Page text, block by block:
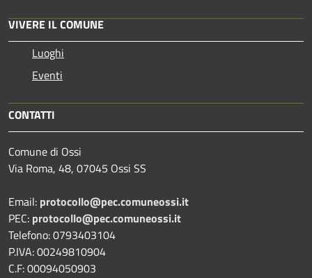
VIVERE IL COMUNE
Luoghi
Eventi
CONTATTI
Comune di Ossi
Via Roma, 48, 07045 Ossi SS
Email: protocollo@pec.comuneossi.it
PEC: protocollo@pec.comuneossi.it
Telefono: 0793403104
P.IVA: 00249810904
C.F: 00094050903